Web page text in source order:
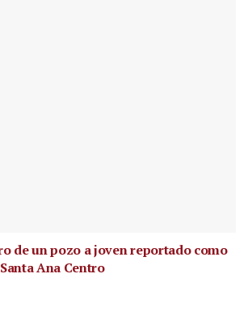
de un pozo a joven reportado como
Ana Centro